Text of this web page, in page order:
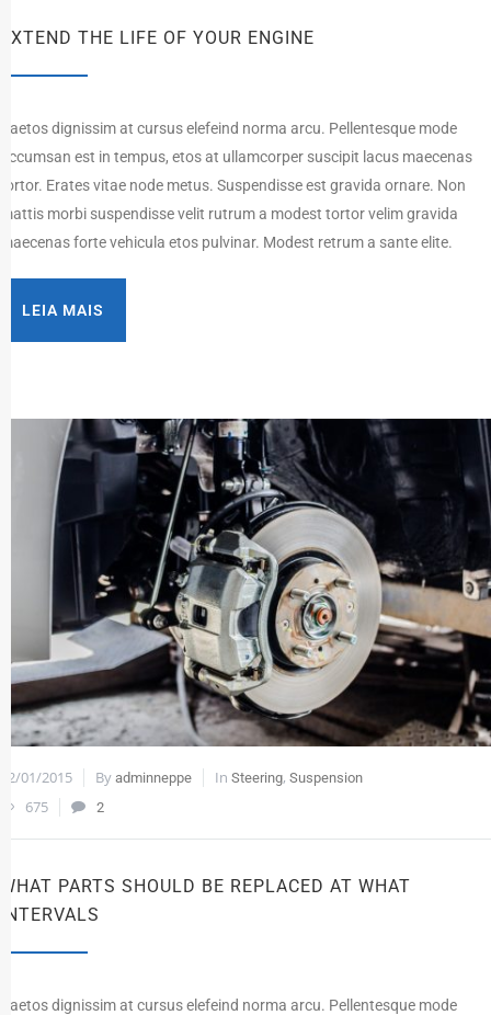
EXTEND THE LIFE OF YOUR ENGINE
Paetos dignissim at cursus elefeind norma arcu. Pellentesque mode
accumsan est in tempus, etos at ullamcorper suscipit lacus maecenas
tortor. Erates vitae node metus. Suspendisse est gravida ornare. Non
mattis morbi suspendisse velit rutrum a modest tortor velim gravida
maecenas forte vehicula etos pulvinar. Modest retrum a sante elite.
LEIA MAIS
22/01/2015 By adminneppe In Steering, Suspension
675 2
WHAT PARTS SHOULD BE REPLACED AT WHAT
INTERVALS
Paetos dignissim at cursus elefeind norma arcu. Pellentesque mode